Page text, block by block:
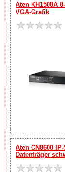
Aten KH1508A
VGA-Grafik
Aten CN8600
Datenträger